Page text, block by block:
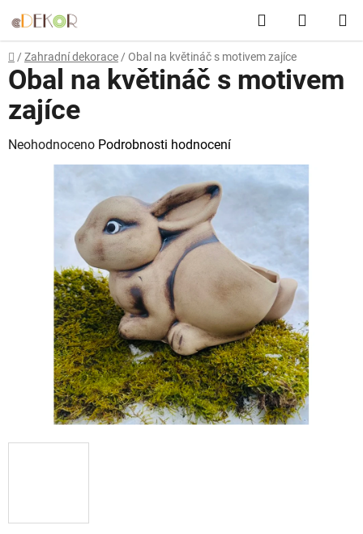
na
obsah
Hledat
KOŠÍK
Domů
/ Zahradní dekorace / Obal na květináč s motivem zajíce
Obal na květináč s motivem
zajíce
Průměrné
hodnocení
hvězdiček.
Neohodnoceno Podrobnosti hodnocení